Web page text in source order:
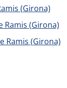
(Girona)
Ramis (Girona)
Ramis (Girona)